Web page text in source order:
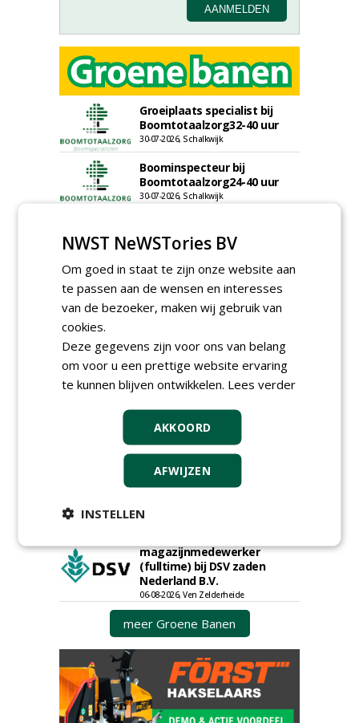
Groeiplaats specialist bij
Boomtotaalzorg32-40 uur
30-07-2026, Schalkwijk
Boominspecteur bij
Boomtotaalzorg24-40 uur
30-07-2026, Schalkwijk
bij Weijtmans
22-07-2026, Udenhout
Rayon- account manager
Nederland; regio Noord &
regio Zuid
Boomrooier / boomverzorger
ETW bij Weijtmans
04-05-2026
landbouwmachines bij DSV
zaden Nederland B.V.
06-08-2026, Ven-Zelderheide
Kasmedewerker (fulltime) bij
06-08-2026, Ven-Zelderheide
magazijnmedewerker
(fulltime) bij DSV zaden
Nederland B.V.
06-08-2026, Ven Zelderheide
meer Groene Banen
NWST NeWSTories BV
Om goed in staat te zijn onze website aan
te passen aan de wensen en interesses
van de bezoeker, maken wij gebruik van
cookies.
Deze gegevens zijn voor ons van belang
om voor u een prettige website ervaring
te kunnen blijven ontwikkelen. Lees verder
AKKOORD
AFWIJZEN
INSTELLEN